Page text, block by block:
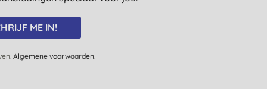
ME IN!
Algemene voorwaarden.